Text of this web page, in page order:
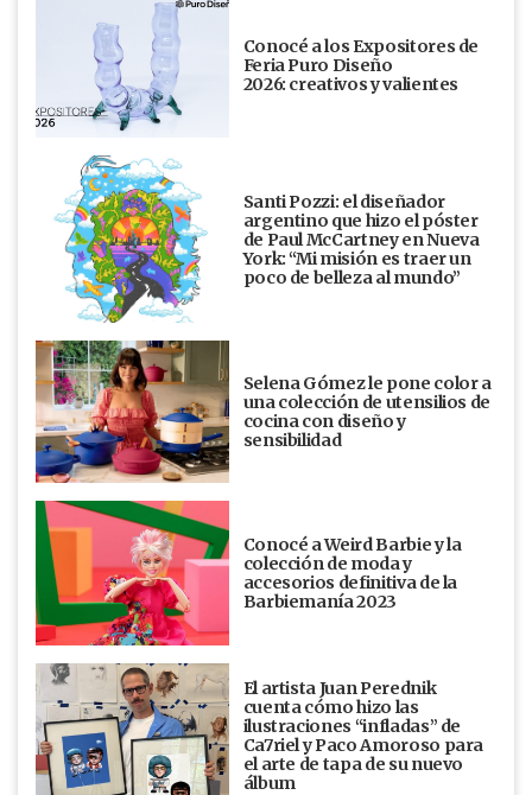
Conocé a los Expositores de
Feria Puro Diseño
2026: creativos y valientes
Santi Pozzi: el diseñador
argentino que hizo el póster
de Paul McCartney en Nueva
York: “Mi misión es traer un
poco de belleza al mundo”
Selena Gómez le pone color a
una colección de utensilios de
cocina con diseño y
sensibilidad
Conocé a Weird Barbie y la
colección de moda y
accesorios definitiva de la
Barbiemanía 2023
El artista Juan Perednik
cuenta cómo hizo las
ilustraciones “infladas” de
Ca7riel y Paco Amoroso para
el arte de tapa de su nuevo
álbum